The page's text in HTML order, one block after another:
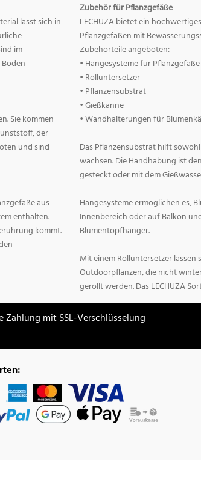
lässt sich in
im
Sie kommen
der
und sind
aus
enthalten.
kommt.
Zubehör für Pflanzgefäße
LECHUZA bietet ein
Pflanzgefäßen mit
Zubehörteile angeboten:
• Hängesysteme für Pflanzgefäße
• Rolluntersetzer
• Pflanzensubstrat
• Gießkanne
• Wandhalterungen für
Das Pflanzensubstrat hilft
wachsen. Die Handhabung ist
gesteckt oder mit dem
Hängesysteme ermöglichen es,
Innenbereich oder auf Balkon
Blumentopfhänger.
Mit einem Rolluntersetzer
Outdoorpflanzen, die nicht
gerollt werden. Das LECHUZA
Zahlung mit SSL-Verschlüsselung